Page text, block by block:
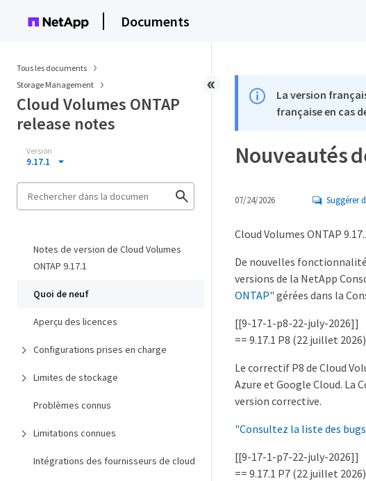
Documents
Tous les documents
Storage Management
Cloud Volumes ONTAP
release notes
Version
9.17.1
Notes de version de Cloud Volumes
ONTAP 9.17.1
Quoi de neuf
Aperçu des licences
Configurations prises en charge
Limites de stockage
Problèmes connus
Limitations connues
Intégrations des fournisseurs de cloud
La version
française en cas
Nouveautés
07/24/2026 Suggérer
Cloud Volumes ONTAP
De nouvelles
versions de la NetApp
ONTAP" gérées dans la
[[9-17-1-p8-22-july-2026]]
== 9.17.1 P8 (22 juillet 2026)
Le correctif P8 de Cloud
Azure et Google Cloud. La
version corrective.
"Consultez la liste des
[[9-17-1-p7-22-july-2026]]
== 9.17.1 P7 (22 juillet 2026)